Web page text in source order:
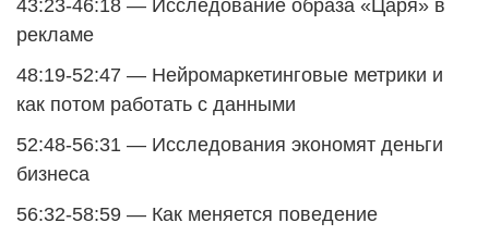
43:23-46:18 — Исследование образа «Царя» в
рекламе
48:19-52:47 — Нейромаркетинговые метрики и
как потом работать с данными
52:48-56:31 — Исследования экономят деньги
бизнеса
56:32-58:59 — Как меняется поведение